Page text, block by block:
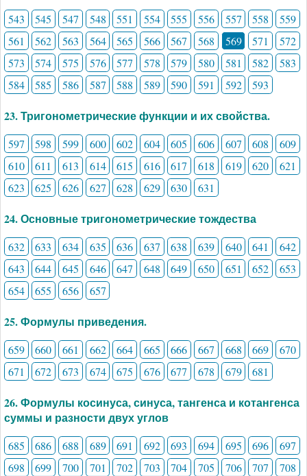
543 545 547 548 551 554 555 556 557 558
559
561
562 563 564 565 566 567 568 569 571
572
573
574 575 576 577 578 579 580 581 582
583
584
585 586 587 588 589 590 591 592 593
23. Тригонометрические функции и их свойства.
597 598 599 600 602 604 605 606 607 608
609
610
611 613 614 615 616 617 618 619 620
621
623
625 626 627 628 629 630 631
24. Основные тригонометрические тождества
632 633 634 635 636 637 638 639 640 641
642
643
644 645 646 647 648 649 650 651 652
653
654
655 656 657
25. Формулы приведения.
659 660 661 662 664 665 666 667 668 669
670
671
672 673 674 675 676 677 678 679 681
26. Формулы косинуса, синуса, тангенса и котангенса
суммы и разности двух углов
685 686 688 689 691 692 693 694 695 696
697
698
699 700 701 702 703 704 705 706 707
708